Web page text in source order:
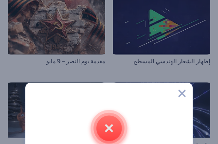
إظهار الشعار الهندسي المسطح مقدمة يوم النصر – 9 مايو